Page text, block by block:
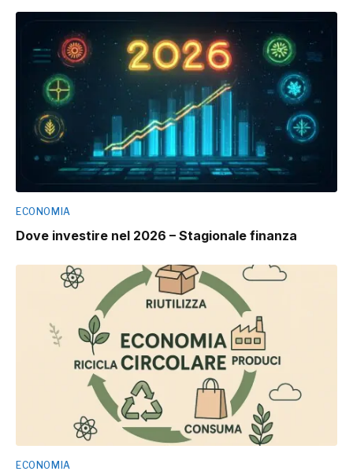
ECONOMIA
Dove investire nel 2026 – Stagionale finanza
ECONOMIA